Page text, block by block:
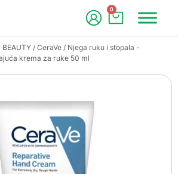
0
BEAUTY / CeraVe / Njega ruku i stopala -
krema za ruke 50 ml